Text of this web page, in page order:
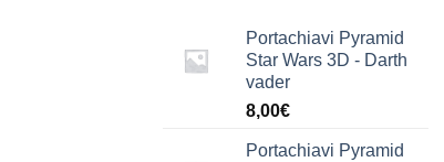
Portachiavi Pyramid
Star Wars 3D - Darth
vader
8,00€
Portachiavi Pyramid